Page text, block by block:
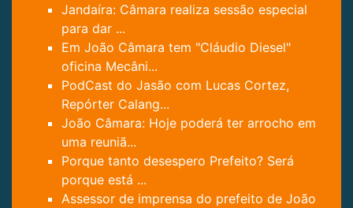
Jandaíra: Câmara realiza sessão especial
para dar ...
Em João Câmara tem "Cláudio Diesel"
oficina Mecâni...
PodCast do Jasão com Lucas Cortez,
Repórter Calang...
João Câmara: Hoje poderá ter arrocho em
uma reuniã...
Porque tanto desespero Prefeito? Será
porque está ...
Assessor de imprensa do prefeito de João